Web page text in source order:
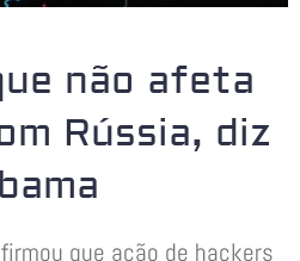
não afeta
Rússia, diz
que ação de hackers